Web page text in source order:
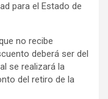
para el Estado de
no recibe
deberá ser del
se realizará la
del retiro de la